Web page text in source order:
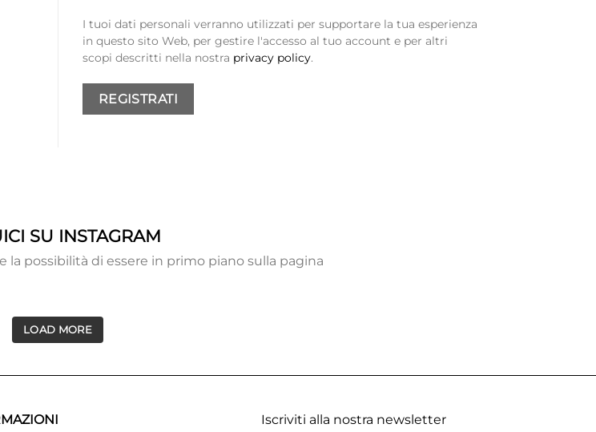
I tuoi dati personali verranno utilizzati per supportare la tua esperienza
in questo sito Web, per gestire l'accesso al tuo account e per altri
scopi descritti nella nostra privacy policy.
REGISTRATI
SU INSTAGRAM
la possibilità di essere in primo piano sulla pagina
LOAD MORE
Iscriviti alla nostra newsletter